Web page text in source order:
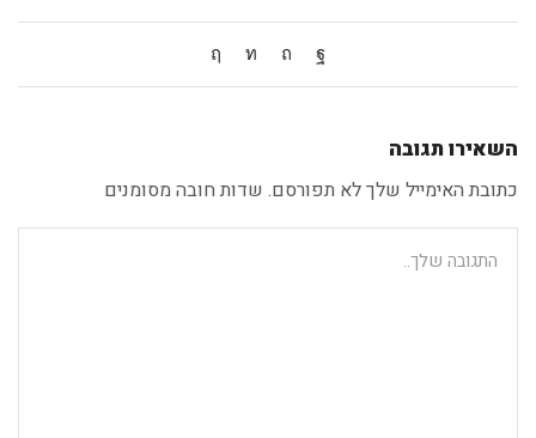
השאירו תגובה
כתובת האימייל שלך לא תפורסם. שדות חובה מסומנים